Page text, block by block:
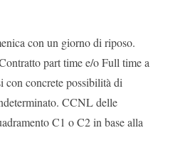
con un giorno di riposo.
part time e/o Full time a
con concrete possibilità di
CCNL delle
C1 o C2 in base alla